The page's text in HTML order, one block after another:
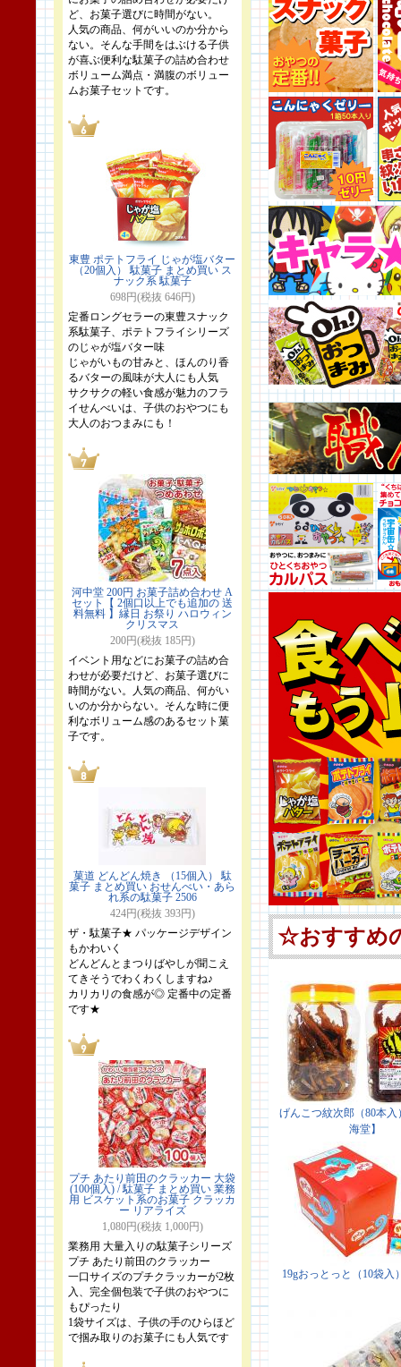
ど、お菓子選びに時間がない。
人気の商品、何がいいのか分から
ない。そんな手間をはぶける子供
が喜ぶ便利な駄菓子の詰め合わせ
ボリューム満点・満腹のボリュー
ムお菓子セットです。
東豊 ポテトフライ じゃが塩バター
（20個入） 駄菓子 まとめ買い ス
ナック系 駄菓子
698円(税抜 646円)
定番ロングセラーの東豊スナック
系駄菓子、ポテトフライシリーズ
のじゃが塩バター味
じゃがいもの甘みと、ほんのり香
るバターの風味が大人にも人気
サクサクの軽い食感が魅力のフラ
イせんべいは、子供のおやつにも
大人のおつまみにも！
河中堂 200円 お菓子詰め合わせ A
セット【 2個口以上でも追加の 送
料無料 】縁日 お祭り ハロウィン
クリスマス
200円(税抜 185円)
イベント用などにお菓子の詰め合
わせが必要だけど、お菓子選びに
時間がない。人気の商品、何がい
いのか分からない。そんな時に便
利なボリューム感のあるセット菓
子です。
菓道 どんどん焼き （15個入） 駄
菓子 まとめ買い おせんべい・あら
れ系の駄菓子 2506
424円(税抜 393円)
ザ・駄菓子★ パッケージデザイン
もかわいく
どんどんとまつりばやしが聞こえ
てきそうでわくわくしますね♪
カリカリの食感が◎ 定番中の定番
です★
プチ あたり前田のクラッカー 大袋
(100個入) / 駄菓子 まとめ買い 業務
用 ビスケット系のお菓子 クラッカ
ー リアライズ
1,080円(税抜 1,000円)
業務用 大量入りの駄菓子シリーズ
プチ あたり前田のクラッカー
一口サイズのプチクラッカーが2枚
入、完全個包装で子供のおやつに
もぴったり
1袋サイズは、子供の手のひらほど
で掴み取りのお菓子にも人気です